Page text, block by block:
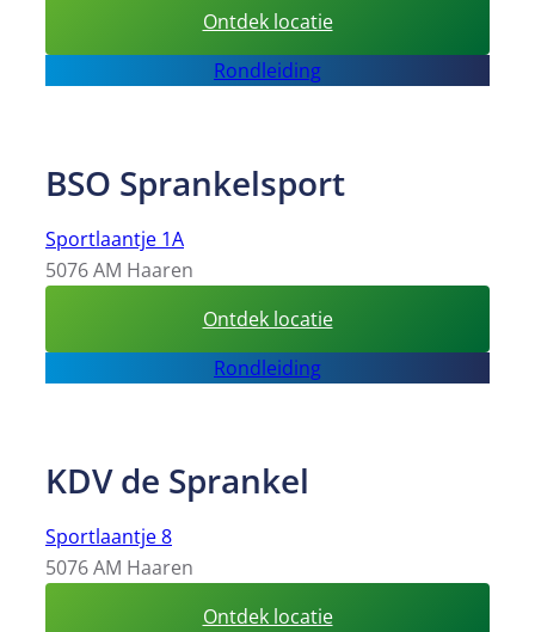
Ontdek locatie:
BSO
Sprankelbos
Rondleiding
BSO Sprankelsport
Sportlaantje 1A
5076 AM Haaren
Ontdek locatie:
BSO
Sprankelsport
Rondleiding
KDV de Sprankel
Sportlaantje 8
5076 AM Haaren
Ontdek locatie: